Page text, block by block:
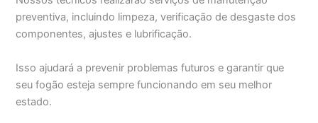
preventiva, incluindo limpeza, verificação de desgaste dos
componentes, ajustes e lubrificação.
Isso ajudará a prevenir problemas futuros e garantir que
seu fogão esteja sempre funcionando em seu melhor
estado.